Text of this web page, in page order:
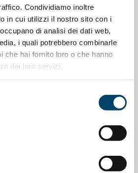
Condividiamo inoltre
in cui utilizzi il nostro sito con i
di analisi dei dati web,
i quali potrebbero combinarle
che hai fornito loro o che hanno
dei loro servizi.
di un premio
le Differenze di